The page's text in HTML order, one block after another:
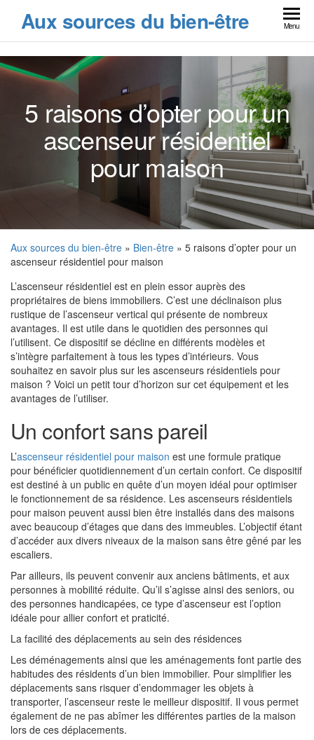
Aux sources du bien-être Menu
5 raisons d’opter pour un
ascenseur résidentiel
pour maison
Aux sources du bien-être » Bien-être » 5 raisons d’opter pour un
ascenseur résidentiel pour maison
L’ascenseur résidentiel est en plein essor auprès des
propriétaires de biens immobiliers. C’est une déclinaison plus
rustique de l’ascenseur vertical qui présente de nombreux
avantages. Il est utile dans le quotidien des personnes qui
l’utilisent. Ce dispositif se décline en différents modèles et
s’intègre parfaitement à tous les types d’intérieurs. Vous
souhaitez en savoir plus sur les ascenseurs résidentiels pour
maison ? Voici un petit tour d’horizon sur cet équipement et les
avantages de l’utiliser.
Un confort sans pareil
L’ascenseur résidentiel pour maison est une formule pratique
pour bénéficier quotidiennement d’un certain confort. Ce dispositif
est destiné à un public en quête d’un moyen idéal pour optimiser
le fonctionnement de sa résidence. Les ascenseurs résidentiels
pour maison peuvent aussi bien être installés dans des maisons
avec beaucoup d’étages que dans des immeubles. L’objectif étant
d’accéder aux divers niveaux de la maison sans être gêné par les
escaliers.
Par ailleurs, ils peuvent convenir aux anciens bâtiments, et aux
personnes à mobilité réduite. Qu’il s’agisse ainsi des seniors, ou
des personnes handicapées, ce type d’ascenseur est l’option
idéale pour allier confort et praticité.
La facilité des déplacements au sein des résidences
Les déménagements ainsi que les aménagements font partie des
habitudes des résidents d’un bien immobilier. Pour simplifier les
déplacements sans risquer d’endommager les objets à
transporter, l’ascenseur reste le meilleur dispositif. Il vous permet
également de ne pas abîmer les différentes parties de la maison
lors de ces déplacements.